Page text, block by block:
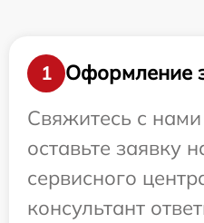
1
Оформление
Свяжитесь с
оставьте заявку
сервисного
консультант